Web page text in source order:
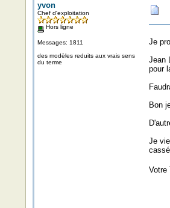
yvon
Chef d'exploitation
Hors ligne
Messages: 1811
des modèles reduits aux vrais sens
du terme
Je
Jean
pour
Bon
Je
Votre